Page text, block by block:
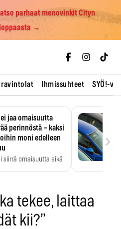
parhaat menovinkit Cityn
→
ravintolat Ihmissuhteet SYÖ!-
jaa omaisuutta
perinnöstä – kaksi
moni edelleen
siirrä omaisuutta eikä
›
tekee, laittaa
kii?”